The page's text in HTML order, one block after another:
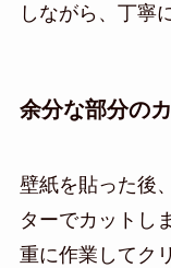
しながら、丁寧
余分な部分の
壁紙を貼った後
ターでカットし
重に作業してク